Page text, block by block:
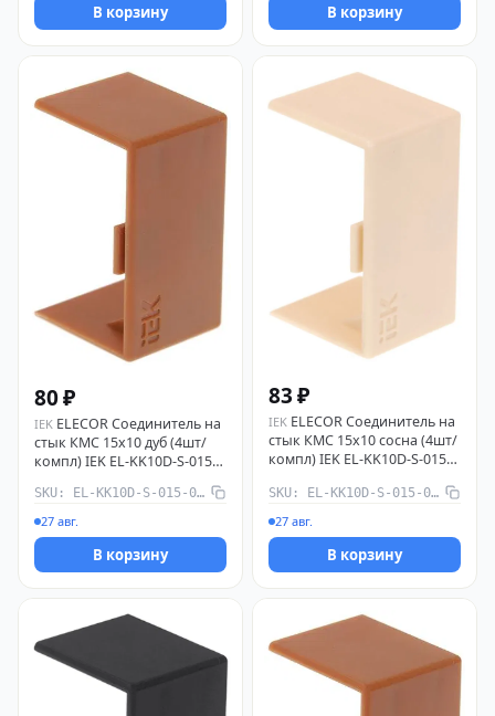
В корзину В корзину
80 ₽
IEK ELECOR Соединитель на
стык КМС 15х10 дуб (4шт/
компл) IEK EL-KK10D-S-015-
SKU: EL-KK10D-S-015-010-K11
27 авг.
В корзину
83 ₽
IEK ELECOR Соединитель на
стык КМС 15х10 сосна (4шт/
компл) IEK EL-KK10D-S-015-
SKU: EL-KK10D-S-015-010-K34
27 авг.
В корзину